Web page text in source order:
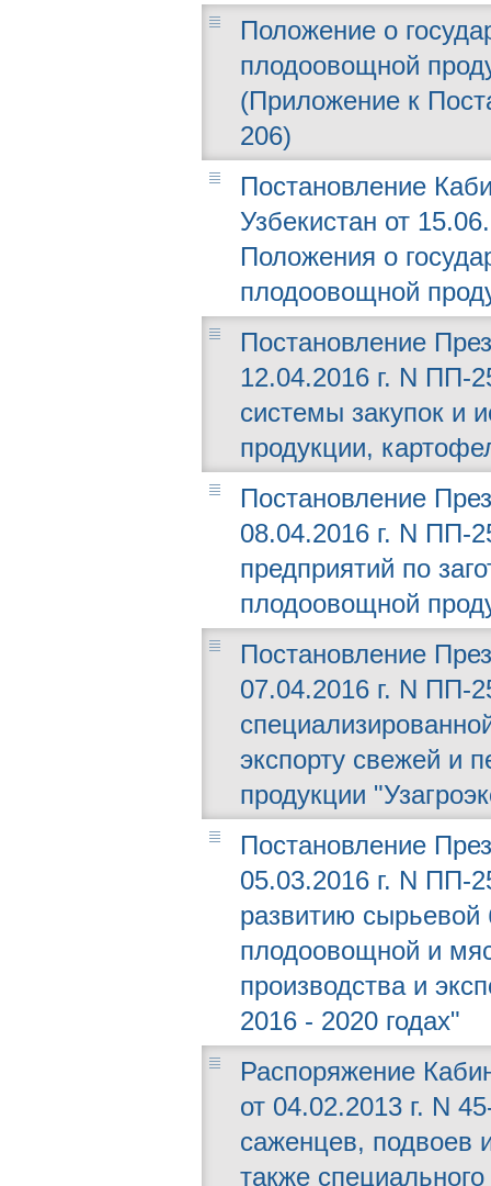
Положение о
плодоовощной
(Приложение к
206)
Постановление
Узбекистан от
Положения о
плодоовощной
Постановление
12.04.2016 г. N ПП-
системы закупок и
продукции,
Постановление
08.04.2016 г. N ПП-
предприятий по
плодоовощной
Постановление
07.04.2016 г. N ПП-
экспорту свежей и
продукции
Постановление
05.03.2016 г. N ПП-
развитию сырьевой
плодоовощной и
производства и
2016 - 2020 годах"
Распоряжение
от 04.02.2013 г. N
саженцев, подвоев
также